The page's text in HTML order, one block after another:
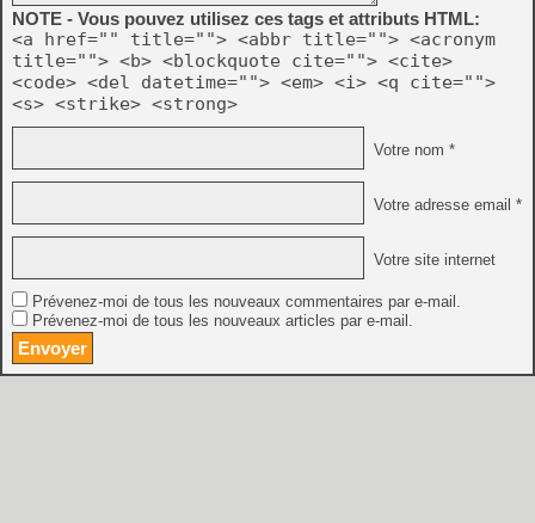
NOTE - Vous pouvez utilisez ces tags et attributs HTML:
<a href="" title=""> <abbr title=""> <acronym
title=""> <b> <blockquote cite=""> <cite>
<code> <del datetime=""> <em> <i> <q cite="">
<s> <strike> <strong>
Votre nom *
Votre adresse email *
Votre site internet
Prévenez-moi de tous les nouveaux commentaires par e-mail.
Prévenez-moi de tous les nouveaux articles par e-mail.